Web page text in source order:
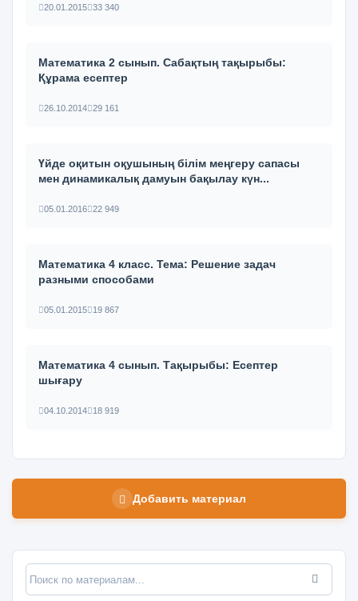
20.01.2015 33 340
Математика 2 сынып. Сабақтың тақырыбы:
Құрама есептер
26.10.2014 29 161
Үйде оқитын оқушының білім меңгеру сапасы
мен динамикалық дамуын бақылау күн...
05.01.2016 22 949
Математика 4 класс. Тема: Решение задач
разными способами
05.01.2015 19 867
Математика 4 сынып. Тақырыбы: Есептер
шығару
04.10.2014 18 919
Добавить материал